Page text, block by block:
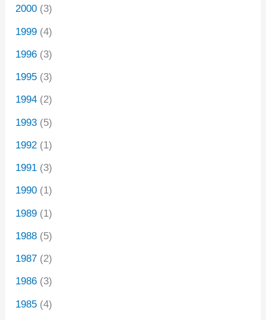
2000 (3)
1999 (4)
1996 (3)
1995 (3)
1994 (2)
1993 (5)
1992 (1)
1991 (3)
1990 (1)
1989 (1)
1988 (5)
1987 (2)
1986 (3)
1985 (4)